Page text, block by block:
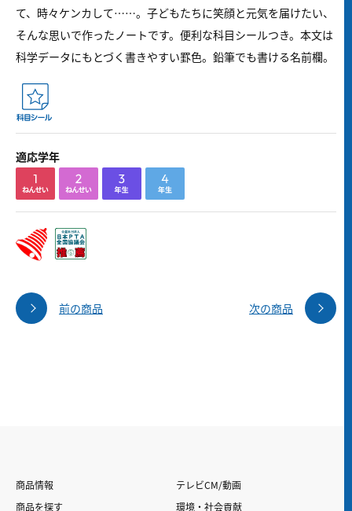
て、時々ケンカして……。子どもたちに笑顔と元気を届けたい、
そんな思いで作ったノートです。便利な科目シールつき。本文は
科学データにもとづく書きやすい罫色。鉛筆でも書ける名前欄。
適応学年
前の商品 次の商品
商品情報
商品を探す
テレビCM/動画
環境・社会貢献